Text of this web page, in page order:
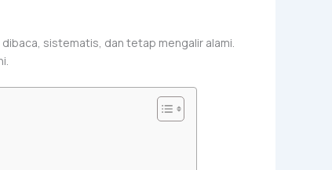
sistematis, dan tetap mengalir alami.